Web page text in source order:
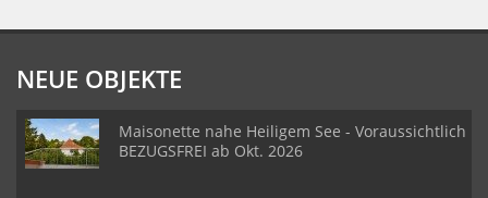
NEUE OBJEKTE
Maisonette nahe Heiligem See - Voraussichtlich
BEZUGSFREI ab Okt. 2026